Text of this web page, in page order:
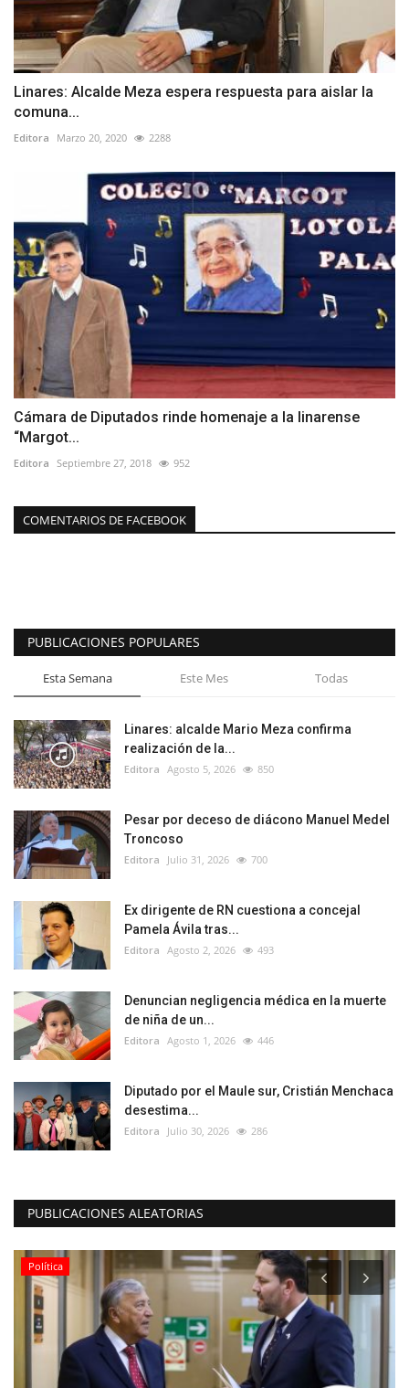
Linares: Alcalde Meza espera respuesta para aislar la
comuna...
Editora Marzo 20, 2020 2288
Cámara de Diputados rinde homenaje a la linarense
“Margot...
Editora Septiembre 27, 2018 952
COMENTARIOS DE FACEBOOK
PUBLICACIONES POPULARES
Esta Semana Este Mes Todas
Linares: alcalde Mario Meza confirma
realización de la...
Editora Agosto 5, 2026 850
Pesar por deceso de diácono Manuel Medel
Troncoso
Editora Julio 31, 2026 700
Ex dirigente de RN cuestiona a concejal
Pamela Ávila tras...
Editora Agosto 2, 2026 493
Denuncian negligencia médica en la muerte
de niña de un...
Editora Agosto 1, 2026 446
Diputado por el Maule sur, Cristián Menchaca
desestima...
Editora Julio 30, 2026 286
PUBLICACIONES ALEATORIAS
Política